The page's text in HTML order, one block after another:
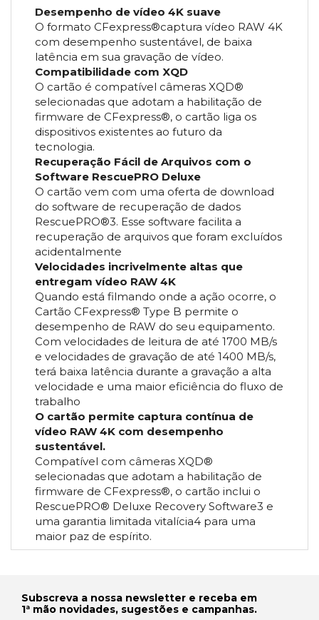
Desempenho de vídeo 4K suave
O formato CFexpress®captura vídeo RAW 4K
com desempenho sustentável, de baixa
latência em sua gravação de vídeo.
Compatibilidade com XQD
O cartão é compatível câmeras XQD®
selecionadas que adotam a habilitação de
firmware de CFexpress®, o cartão liga os
dispositivos existentes ao futuro da
tecnologia.
Recuperação Fácil de Arquivos com o
Software RescuePRO Deluxe
O cartão vem com uma oferta de download
do software de recuperação de dados
RescuePRO®3. Esse software facilita a
recuperação de arquivos que foram excluídos
acidentalmente
Velocidades incrivelmente altas que
entregam vídeo RAW 4K
Quando está filmando onde a ação ocorre, o
Cartão CFexpress® Type B permite o
desempenho de RAW do seu equipamento.
Com velocidades de leitura de até 1700 MB/s
e velocidades de gravação de até 1400 MB/s,
terá baixa latência durante a gravação a alta
velocidade e uma maior eficiência do fluxo de
trabalho
O cartão permite captura contínua de
vídeo RAW 4K com desempenho
sustentável.
Compatível com câmeras XQD®
selecionadas que adotam a habilitação de
firmware de CFexpress®, o cartão inclui o
RescuePRO® Deluxe Recovery Software3 e
uma garantia limitada vitalícia4 para uma
maior paz de espírito.
Subscreva a nossa newsletter e receba em
1ª mão novidades, sugestões e campanhas.